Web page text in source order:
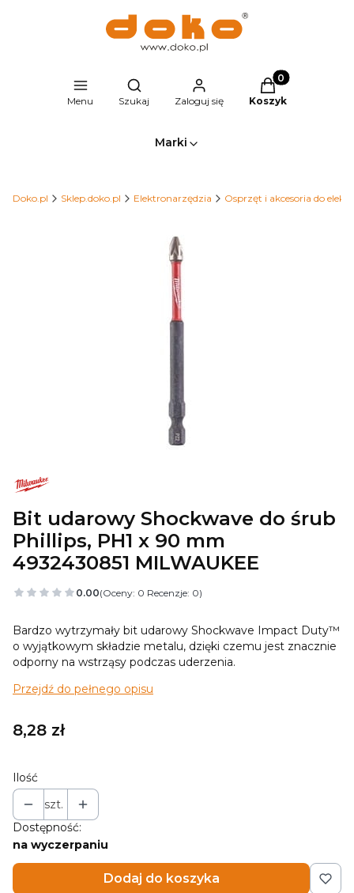
Menu
Otwórz wyszukiwarkę
Szukaj Zaloguj się
Produkty w
Koszyk
Marki
Doko.pl Sklep.doko.pl Elektronarzędzia Osprzęt i akcesoria do
Bit udarowy Shockwave do śrub
Phillips, PH1 x 90 mm
4932430851 MILWAUKEE
0.00(Oceny: 0 Recenzje: 0)
Bardzo wytrzymały bit udarowy Shockwave Impact Duty™
o wyjątkowym składzie metalu, dzięki czemu jest znacznie
odporny na wstrząsy podczas uderzenia.
Przejdź do pełnego opisu
Cena
8,28 zł
Ilość
szt.
Dostępność:
na wyczerpaniu
Dodaj do koszyka